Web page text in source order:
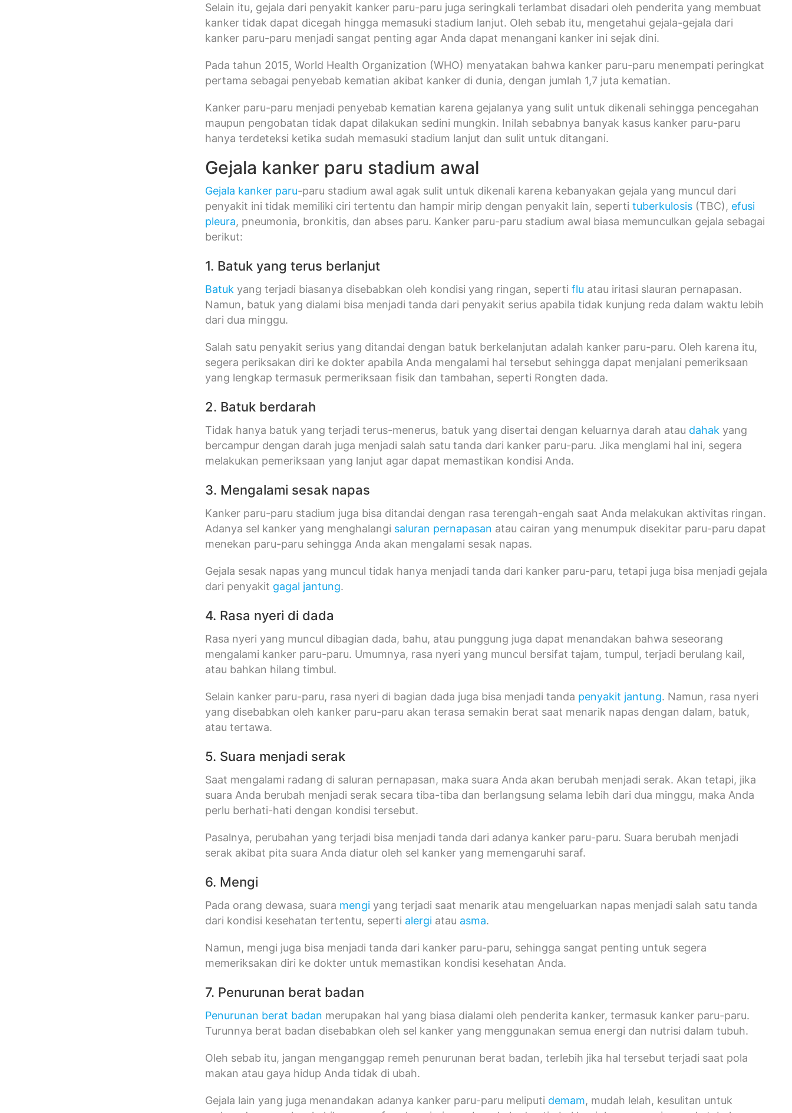
Selain itu, gejala dari penyakit kanker paru-paru juga seringkali terlambat disadari oleh penderita yang membuat
kanker tidak dapat dicegah hingga memasuki stadium lanjut. Oleh sebab itu, mengetahui gejala-gejala dari
kanker paru-paru menjadi sangat penting agar Anda dapat menangani kanker ini sejak dini.
Pada tahun 2015, World Health Organization (WHO) menyatakan bahwa kanker paru-paru menempati peringkat
pertama sebagai penyebab kematian akibat kanker di dunia, dengan jumlah 1,7 juta kematian.
Kanker paru-paru menjadi penyebab kematian karena gejalanya yang sulit untuk dikenali sehingga pencegahan
maupun pengobatan tidak dapat dilakukan sedini mungkin. Inilah sebabnya banyak kasus kanker paru-paru
hanya terdeteksi ketika sudah memasuki stadium lanjut dan sulit untuk ditangani.
Gejala kanker paru stadium awal
Gejala kanker paru-paru stadium awal agak sulit untuk dikenali karena kebanyakan gejala yang muncul dari
penyakit ini tidak memiliki ciri tertentu dan hampir mirip dengan penyakit lain, sepertituberkulosis (TBC), efusi
pleura, pneumonia, bronkitis, dan abses paru. Kanker paru-paru stadium awal biasa memunculkan gejala sebagai
berikut:
1. Batuk yang terus berlanjut
Batuk yang terjadi biasanya disebabkan oleh kondisi yang ringan, sepertiflu atau iritasi slauran pernapasan.
Namun, batuk yang dialami bisa menjadi tanda dari penyakit serius apabila tidak kunjung reda dalam waktu lebih
dari dua minggu.
Salah satu penyakit serius yang ditandai dengan batuk berkelanjutan adalah kanker paru-paru. Oleh karena itu,
segera periksakan diri ke dokter apabila Anda mengalami hal tersebut sehingga dapat menjalani pemeriksaan
yang lengkap termasuk permeriksaan fisik dan tambahan, seperti Rongten dada.
2. Batuk berdarah
Tidak hanya batuk yang terjadi terus-menerus, batuk yang disertai dengan keluarnya darah atau dahak yang
bercampur dengan darah juga menjadi salah satu tanda dari kanker paru-paru. Jika menglami hal ini, segera
melakukan pemeriksaan yang lanjut agar dapat memastikan kondisi Anda.
3. Mengalami sesak napas
Kanker paru-paru stadium juga bisa ditandai dengan rasa terengah-engah saat Anda melakukan aktivitas ringan.
Adanya sel kanker yang menghalangi saluran pernapasan atau cairan yang menumpuk disekitar paru-paru dapat
menekan paru-paru sehingga Anda akan mengalami sesak napas.
Gejala sesak napas yang muncul tidak hanya menjadi tanda dari kanker paru-paru, tetapi juga bisa menjadi gejala
dari penyakit gagal jantung.
4. Rasa nyeri di dada
Rasa nyeri yang muncul dibagian dada, bahu, atau punggung juga dapat menandakan bahwa seseorang
mengalami kanker paru-paru. Umumnya, rasa nyeri yang muncul bersifat tajam, tumpul, terjadi berulang kail,
atau bahkan hilang timbul.
Selain kanker paru-paru, rasa nyeri di bagian dada juga bisa menjadi tanda penyakit jantung. Namun, rasa nyeri
yang disebabkan oleh kanker paru-paru akan terasa semakin berat saat menarik napas dengan dalam, batuk,
atau tertawa.
5. Suara menjadi serak
Saat mengalami radang di saluran pernapasan, maka suara Anda akan berubah menjadi serak. Akan tetapi, jika
suara Anda berubah menjadi serak secara tiba-tiba dan berlangsung selama lebih dari dua minggu, maka Anda
perlu berhati-hati dengan kondisi tersebut.
Pasalnya, perubahan yang terjadi bisa menjadi tanda dari adanya kanker paru-paru. Suara berubah menjadi
serak akibat pita suara Anda diatur oleh sel kanker yang memengaruhi saraf.
6. Mengi
Pada orang dewasa, suara mengi yang terjadi saat menarik atau mengeluarkan napas menjadi salah satu tanda
dari kondisi kesehatan tertentu, seperti alergi atau asma.
Namun, mengi juga bisa menjadi tanda dari kanker paru-paru, sehingga sangat penting untuk segera
memeriksakan diri ke dokter untuk memastikan kondisi kesehatan Anda.
7. Penurunan berat badan
Penurunan berat badan merupakan hal yang biasa dialami oleh penderita kanker, termasuk kanker paru-paru.
Turunnya berat badan disebabkan oleh sel kanker yang menggunakan semua energi dan nutrisi dalam tubuh.
Oleh sebab itu, jangan menganggap remeh penurunan berat badan, terlebih jika hal tersebut terjadi saat pola
makan atau gaya hidup Anda tidak di ubah.
Gejala lain yang juga menandakan adanya kanker paru-paru meliputi demam, mudah lelah, kesulitan untuk